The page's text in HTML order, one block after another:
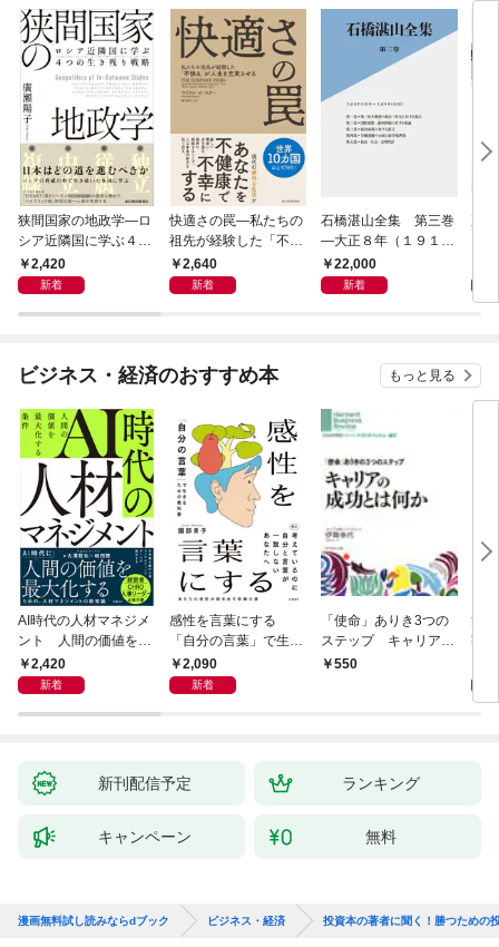
狭間国家の地政学―ロ
シア近隣国に学ぶ４つ
の生き残り戦略
2,420
新着
快適さの罠―私たちの
祖先が経験した「不快
さ」が人生を充実させ
る
2,640
新着
石橋湛山全集 第三巻
―大正８年（１９１
９）－大正９年（１９
２０）
22,000
新着
東
研
特
ビジネス・経済のおすすめ本 もっと見る
AI時代の人材マネジメ
ント 人間の価値を最
大化する条件
2,420
新着
感性を言葉にする
「自分の言葉」で生き
るための教科書
2,090
新着
「使命」ありき3つの
ステップ キャリアの
成功とは何か
550
決
字
「
ト」
新刊配信予定 ランキング
キャンペーン 無料
漫画無料試し読みならdブック ビジネス・経済 投資本の著者に聞く！勝つための